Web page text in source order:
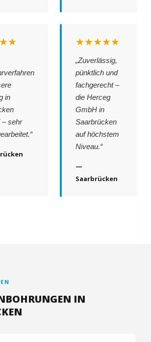
in
– sehr
★★★★★
„Zuverlässig,
pünktlich und
fachgerecht –
die Herceg
GmbH in
Saarbrücken
auf höchstem
Niveau.“
—
Saarbrücken
IN